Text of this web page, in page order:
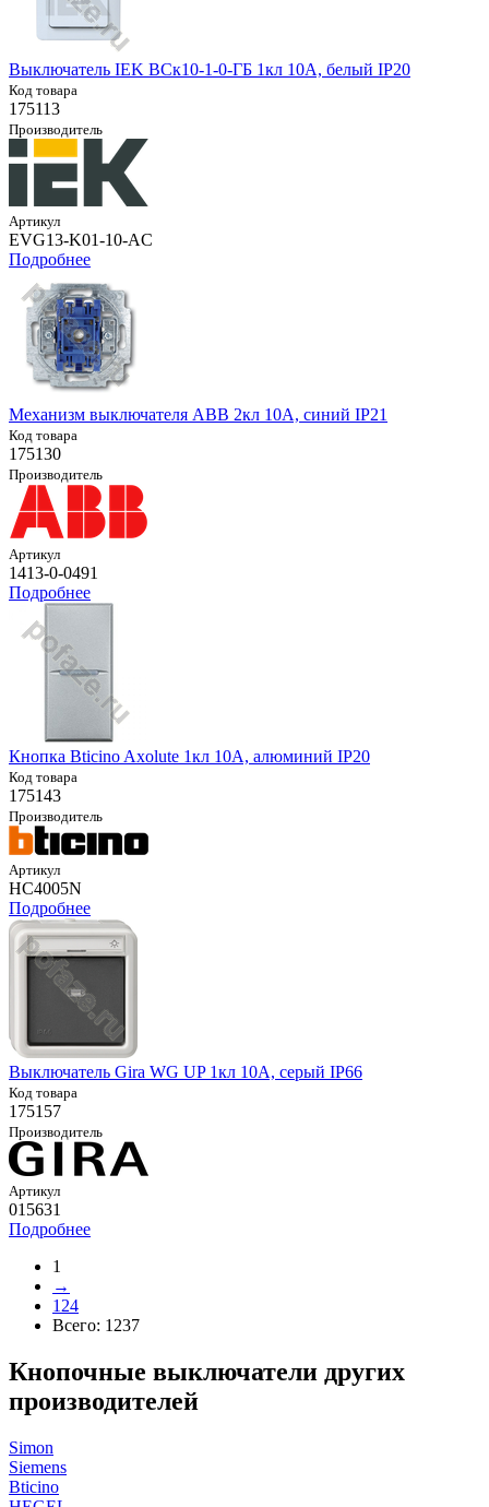
Выключатель IEK ВСк10-1-0-ГБ 1кл 10А, белый IP20
Код товара
175113
Производитель
Артикул
EVG13-K01-10-AC
Подробнее
Механизм выключателя ABB 2кл 10А, синий IP21
Код товара
175130
Производитель
Артикул
1413-0-0491
Подробнее
Кнопка Bticino Axolute 1кл 10А, алюминий IP20
Код товара
175143
Производитель
Артикул
HC4005N
Подробнее
Выключатель Gira WG UP 1кл 10А, серый IP66
Код товара
175157
Производитель
Артикул
015631
Подробнее
1
→
124
Всего: 1237
Кнопочные выключатели других
производителей
Simon
Siemens
Bticino